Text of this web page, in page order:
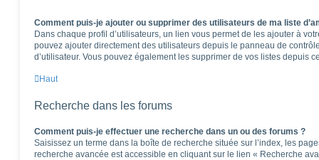
Comment puis-je ajouter ou supprimer des utilisateurs de ma liste
Dans chaque profil d’utilisateurs, un lien vous permet de les ajouter à
pouvez ajouter directement des utilisateurs depuis le panneau de
d’utilisateur. Vous pouvez également les supprimer de vos listes depuis
Haut
Recherche dans les forums
Comment puis-je effectuer une recherche dans un ou des forums ?
Saisissez un terme dans la boîte de recherche située sur l’index, les
recherche avancée est accessible en cliquant sur le lien « Recherche